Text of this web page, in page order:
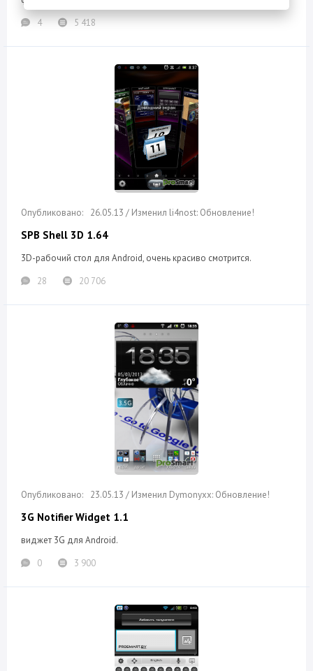
4
5 418
26.05.13 / Изменил li4nost: Обновление!
SPB Shell 3D 1.64
3D-рабочий стол для Android, очень красиво смотрится.
28
20 706
23.05.13 / Изменил Dymonyxx: Обновление!
3G Notifier Widget 1.1
виджет 3G для Android.
0
3 900